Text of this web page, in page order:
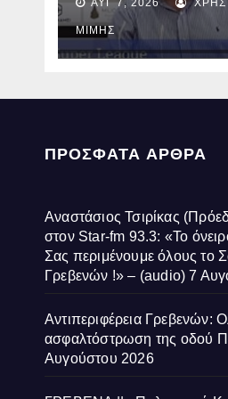
fm 93.3: «Το
έγινε
Σας
Μυρσίνα
ΑΥΓ 7, 2026
ΜΊΜΗΣ
ΠΡΌΣΦΑΤΑ ΆΡΘΡΑ
Αναστάσιος Τσιρίκας
στον Star-fm 93.3: «Το
Σας περιμένουμε όλους το
Γρεβενών !» – (audio) 7
Αντιπεριφέρεια Γρεβενών:
ασφαλτόστρωση της οδού
Αυγούστου 2026